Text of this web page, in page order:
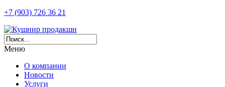
+7 (903) 726 36 21
Меню
О компании
Новости
Услуги